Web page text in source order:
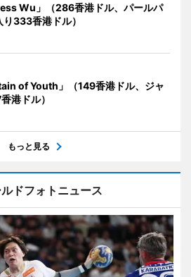
Wu」（286香港ドル、パールパ
り333香港ドル）
of Youth」（149香港ドル、ジャ
港ドル）
もっと見る
ドフォトニュース